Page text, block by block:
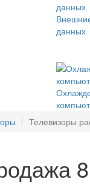
данных
Телевизоры